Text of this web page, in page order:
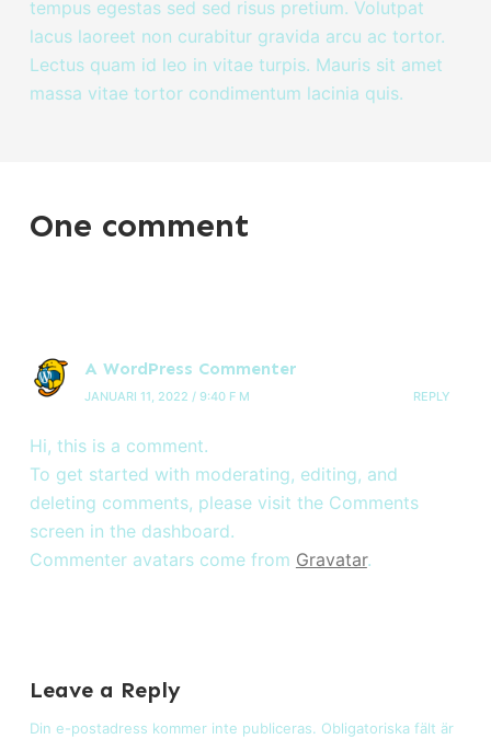
tempus egestas sed sed risus pretium. Volutpat
lacus laoreet non curabitur gravida arcu ac tortor.
Lectus quam id leo in vitae turpis. Mauris sit amet
massa vitae tortor condimentum lacinia quis.
One comment
A WordPress Commenter
JANUARI 11, 2022 / 9:40 F M REPLY
Hi, this is a comment.
To get started with moderating, editing, and
deleting comments, please visit the Comments
screen in the dashboard.
Commenter avatars come from Gravatar.
Leave a Reply
Din e-postadress kommer inte publiceras. Obligatoriska fält är